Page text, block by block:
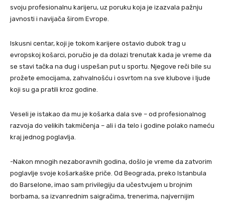
svoju profesionalnu karijeru, uz poruku koja je izazvala pažnju
javnosti i navijača širom Evrope.
Iskusni centar, koji je tokom karijere ostavio dubok trag u
evropskoj košarci, poručio je da dolazi trenutak kada je vreme da
se stavi tačka na dug i uspešan put u sportu. Njegove reči bile su
prožete emocijama, zahvalnošću i osvrtom na sve klubove i ljude
koji su ga pratili kroz godine.
Veseli je istakao da mu je košarka dala sve – od profesionalnog
razvoja do velikih takmičenja – ali i da telo i godine polako nameću
kraj jednog poglavlja.
-Nakon mnogih nezaboravnih godina, došlo je vreme da zatvorim
poglavlje svoje košarkaške priče. Od Beograda, preko Istanbula
do Barselone, imao sam privilegiju da učestvujem u brojnim
borbama, sa izvanrednim saigračima, trenerima, najvernijim